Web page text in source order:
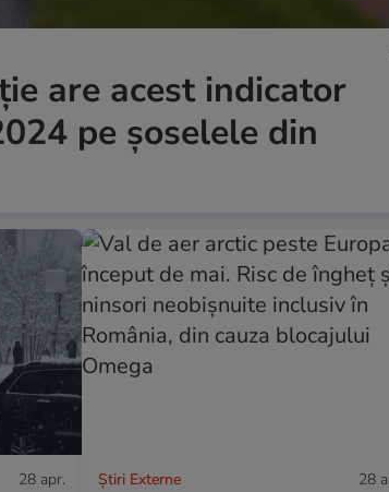
are acest indicator
pe șoselele din
28 apr. Știri Externe 28